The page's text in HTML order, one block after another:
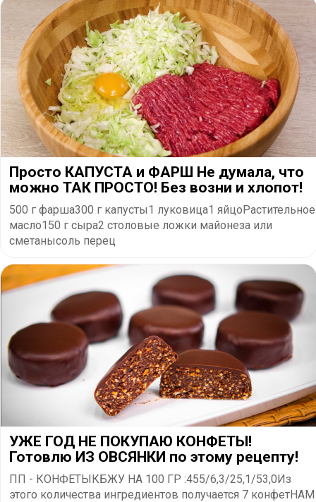
Просто КАПУСТА и ФАРШ Не думала, что
можно ТАК ПРОСТО! Без возни и хлопот!
500 г фарша300 г капусты1 луковица1 яйцоРастительное
масло150 г сыра2 столовые ложки майонеза или
сметанысоль перец
УЖЕ ГОД НЕ ПОКУПАЮ КОНФЕТЫ!
Готовлю ИЗ ОВСЯНКИ по этому рецепту!
ПП - КОНФЕТЫКБЖУ НА 100 ГР :455/6,3/25,1/53,0Из
этого количества ингредиентов получается 7 конфетНАМ